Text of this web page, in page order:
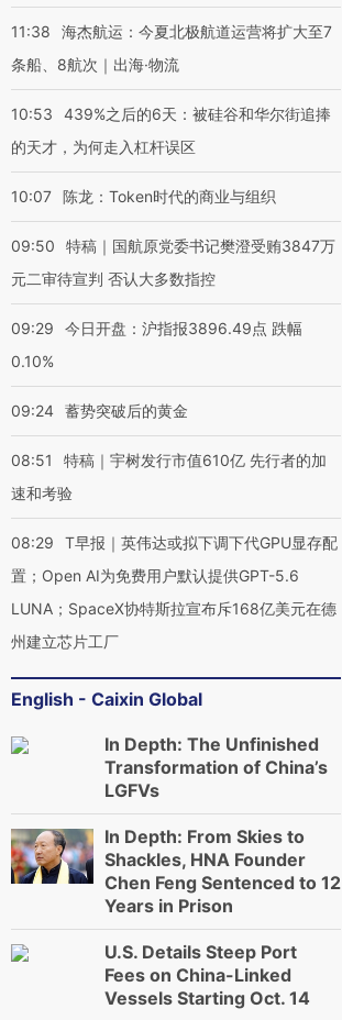
11:38
海杰航运：今夏北极航道运营将扩大至7
条船、8航次｜出海·物流
10:53
439%之后的6天：被硅谷和华尔街追捧
的天才，为何走入杠杆误区
10:07 陈龙：Token时代的商业与组织
09:50
特稿｜国航原党委书记樊澄受贿3847万
元二审待宣判 否认大多数指控
09:29
今日开盘：沪指报3896.49点 跌幅
0.10%
09:24 蓄势突破后的黄金
08:51
特稿｜宇树发行市值610亿 先行者的加
速和考验
08:29
T早报｜英伟达或拟下调下代GPU显存配
置；Open AI为免费用户默认提供GPT-5.6
LUNA；SpaceX协特斯拉宣布斥168亿美元在德
州建立芯片工厂
English - Caixin Global
In Depth: The Unfinished
Transformation of China’s
LGFVs
In Depth: From Skies to
Shackles, HNA Founder
Chen Feng Sentenced to 12
Years in Prison
U.S. Details Steep Port
Fees on China-Linked
Vessels Starting Oct. 14